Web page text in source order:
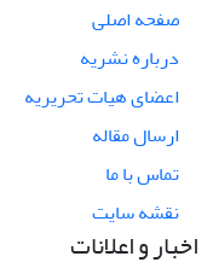
صفحه اصلی
درباره نشریه
اعضای هیات تحریریه
ارسال مقاله
تماس با ما
نقشه سایت
اخبار و اعلانات